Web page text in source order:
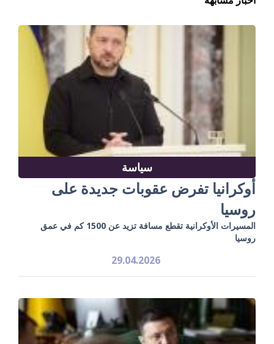
سياسة
أوكرانيا تفرض عقوبات جديدة على
روسيا
المسيرات الأوكرانية تقطع مسافة تزيد عن 1500 كم في عمق
روسيا
29.04.2026